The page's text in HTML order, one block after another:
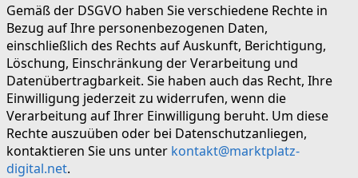
Gemäß der DSGVO haben Sie verschiedene Rechte in
Bezug auf Ihre personenbezogenen Daten,
einschließlich des Rechts auf Auskunft, Berichtigung,
Löschung, Einschränkung der Verarbeitung und
Datenübertragbarkeit. Sie haben auch das Recht, Ihre
Einwilligung jederzeit zu widerrufen, wenn die
Verarbeitung auf Ihrer Einwilligung beruht. Um diese
Rechte auszuüben oder bei Datenschutzanliegen,
kontaktieren Sie uns unter kontakt@marktplatz-
digital.net.